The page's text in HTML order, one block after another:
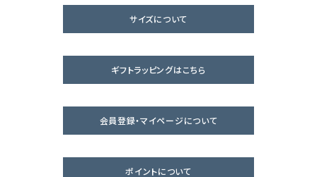
サイズについて
ギフトラッピングはこちら
会員登録・マイページについて
ポイントについて